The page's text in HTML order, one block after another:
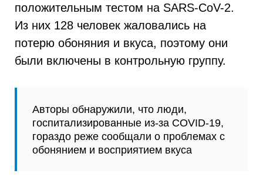
положительным тестом на SARS-CoV-2.
Из них 128 человек жаловались на
потерю обоняния и вкуса, поэтому они
были включены в контрольную группу.
Авторы обнаружили, что люди,
госпитализированные из-за COVID-19,
гораздо реже сообщали о проблемах с
обонянием и восприятием вкуса